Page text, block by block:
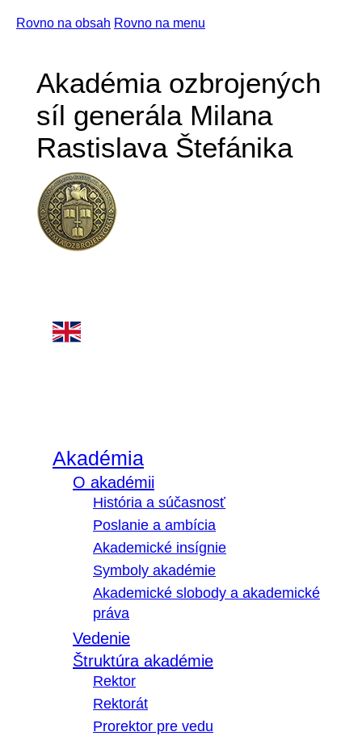
Rovno na obsah Rovno na menu
Akadémia ozbrojených
síl generála Milana
Rastislava Štefánika
Akadémia
O akadémii
História a súčasnosť
Poslanie a ambícia
Akademické insígnie
Symboly akadémie
Akademické slobody a akademické
práva
Vedenie
Štruktúra akadémie
Rektor
Rektorát
Prorektor pre vedu